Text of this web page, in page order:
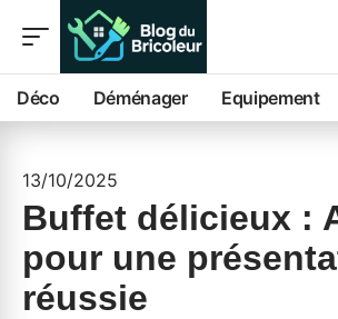
Déco Déménager Equipement
13/10/2025
Buffet délicieux :
pour une
réussie